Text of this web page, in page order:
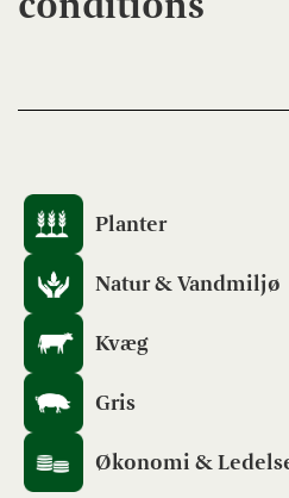
Planter
Natur & Vandmiljø
Kvæg
Gris
Økonomi &